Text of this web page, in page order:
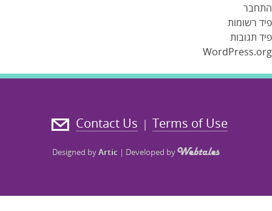
התחבר
פיד רשומות
פיד תגובות
WordPress.org
Terms of Use
|
Contact Us
Designed byArtic | Developed by